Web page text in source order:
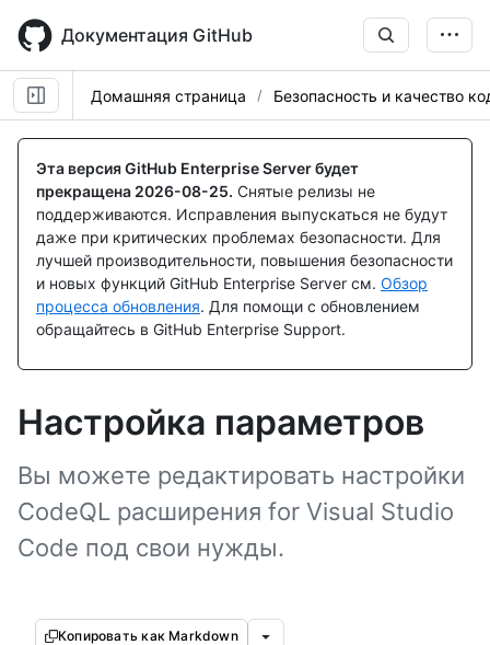
main
content
Документация GitHub
Домашняя страница Безопасность и качество
Эта версия GitHub Enterprise Server будет
прекращена 2026-08-25. Снятые релизы не
поддерживаются. Исправления выпускаться не будут
даже при критических проблемах безопасности. Для
лучшей производительности, повышения безопасности
и новых функций GitHub Enterprise Server см. Обзор
процесса обновления. Для помощи с обновлением
обращайтесь в GitHub Enterprise Support.
Настройка параметров
Вы можете редактировать настройки
CodeQL расширения for Visual Studio
Code под свои нужды.
Копировать как Markdown